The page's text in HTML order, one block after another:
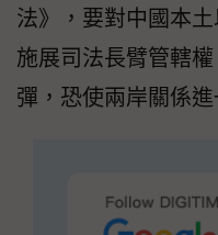
法》，要對中國本
施展司法長臂管轄
彈，恐使兩岸關係